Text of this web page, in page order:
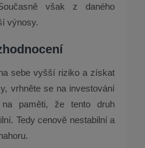
však z daného
výnosy.
sebe vyšší riziko a získat
vrhněte se na investování
paměti, že tento druh
Tedy cenově nestabilní a